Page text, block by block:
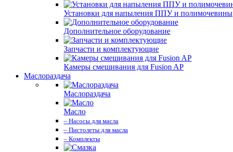
Установки для напыления ППУ и полимочевины
Дополнительное оборудование
Запчасти и комплектующие
Камеры смешивания для Fusion AP
Маслораздача
Маслораздача
Масло
– Насосы для масла
– Пистолеты для масла
– Комплекты